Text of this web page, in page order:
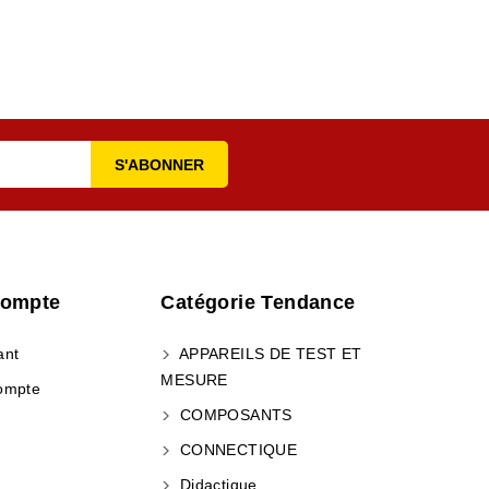
Catégorie Tendance
APPAREILS DE TEST ET
MESURE
COMPOSANTS
CONNECTIQUE
Didactique